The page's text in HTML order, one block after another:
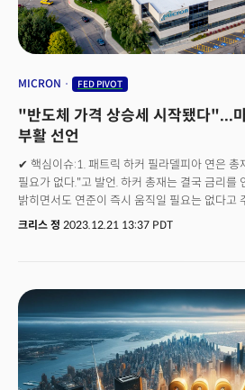
MICRON FED PIVOT
"반도체 가격 상승세 시작됐다"...
부활 선언
✔ 핵심이슈:1. 패트릭 하커 필라델피아 연은 총
필요가 없다."고 발언. 하커 총재는 결국 금리를
밝히면서도 연준이 즉시 움직일 필요는 없다고
전일(20일, 현지시각) 시장의 급락세를 시장의
마이크론은 내년부터 2025년까지 더 높은 가
전망하며 산업 가격이 강한 변곡점에 도달했다
뉴욕증시는 전일의 투매에 따른 급락세에도 연
기대가 유지되며 마이크론의 긍정적 전망과 함
S&P500 +1.03%, 나스닥 +1.26%)국채금리는
기대가 안정화되며 약보합세. 10년물 국채금
크리스 정 2023.12.21 13:37 PDT